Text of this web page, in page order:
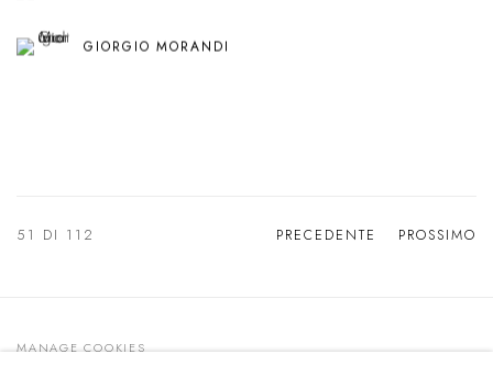
GIORGIO MORANDI
PRECEDENTE PROSSIMO
51 DI 112
MANAGE COOKIES